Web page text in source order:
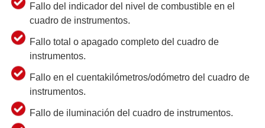
Fallo del indicador del nivel de combustible en el
cuadro de instrumentos.
Fallo total o apagado completo del cuadro de
instrumentos.
Fallo en el cuentakilómetros/odómetro del cuadro de
instrumentos.
Fallo de iluminación del cuadro de instrumentos.